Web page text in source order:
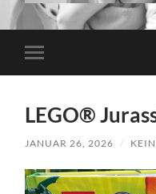
Menü
LEGO®
JANUAR 26, 2026 /